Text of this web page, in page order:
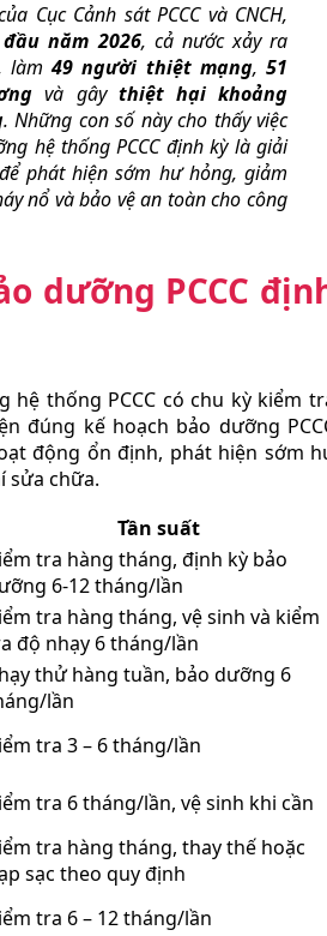
Cục Cảnh sát PCCC và CNCH,
năm 2026, cả nước xảy ra
làm49 người thiệt mạng, 51
và gây thiệt hại khoảng
. Những con số này cho thấy việc
hệ thống PCCC định kỳ là giải
phát hiện sớm hư hỏng, giảm
nổ và bảo vệ an toàn cho công
dưỡng PCCC
hệ thống PCCC có chu kỳ kiểm
đúng kế hoạch bảo dưỡng
động ổn định, phát hiện sớm
sửa chữa.
Tần suất
tra hàng tháng, định kỳ bảo
6-12 tháng/lần
tra hàng tháng, vệ sinh và kiểm
độ nhạy 6 tháng/lần
thử hàng tuần, bảo dưỡng 6
lần
tra 3 – 6 tháng/lần
tra 6 tháng/lần, vệ sinh khi cần
tra hàng tháng, thay thế hoặc
sạc theo quy định
tra 6 – 12 tháng/lần